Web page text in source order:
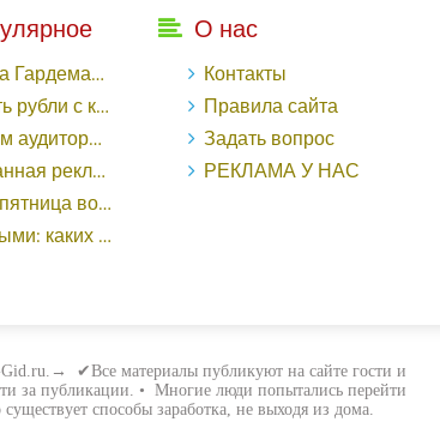
рублей за 10 дней - «Надо знать»
на Tether ERC20 (USDT)?
кампании Google Ads - «Заработок»
ее настроить и нужно ли - «Заработок»
221 продажу по цене 38 рублей - «Заработок»
ценят - «Заработок»
О нас
Контакты
Правила сайта
Задать вопрос
РЕКЛАМА У НАС
✔Все материалы публикуют на сайте гости и
за публикации. • Многие люди попытались перейти
способы заработка, не выходя из дома.